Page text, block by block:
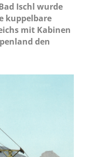
Ischl wurde
kuppelbare
mit Kabinen
den